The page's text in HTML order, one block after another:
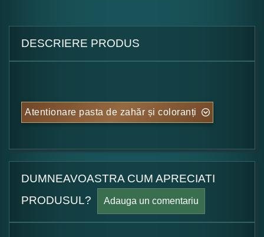
DESCRIERE PRODUS
Atentionare pasta de zahăr și coloranți
DUMNEAVOASTRA CUM APRECIATI
PRODUSUL?
Adauga un comentariu